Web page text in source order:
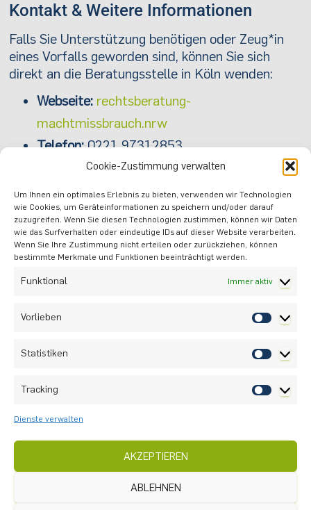
Cookie-Zustimmung verwalten
Um Ihnen ein optimales Erlebnis zu bieten, verwenden wir Technologien
wie Cookies, um Geräteinformationen zu speichern und/oder darauf
zuzugreifen. Wenn Sie diesen Technologien zustimmen, können wir Daten
wie das Surfverhalten oder eindeutige IDs auf dieser Website verarbeiten.
Wenn Sie Ihre Zustimmung nicht erteilen oder zurückziehen, können
bestimmte Merkmale und Funktionen beeinträchtigt werden.
Funktional Immer aktiv
Vorlieben
Statistiken
Tracking
Dienste verwalten
AKZEPTIEREN
ABLEHNEN
Kontakt & Weitere Informationen
Falls Sie Unterstützung benötigen oder Zeug*in
eines Vorfalls geworden sind, können Sie sich
direkt an die Beratungsstelle in Köln wenden:
Webseite: rechtsberatung-
machtmissbrauch.nrw
Telefon:0221 97312853
info@rechtsberatung-
machtmissbrauch.nrw
Die Schaffung dieser Stelle ist ein wichtiger
Fortschritt für mehr Transparenz und Schutz in
der NRW-Hochschullandschaft. Wir freuen uns,
dass dieses Angebot zur Förderung der
Verfügung steht.
NÄCHSTER